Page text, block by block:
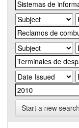
Start a new search